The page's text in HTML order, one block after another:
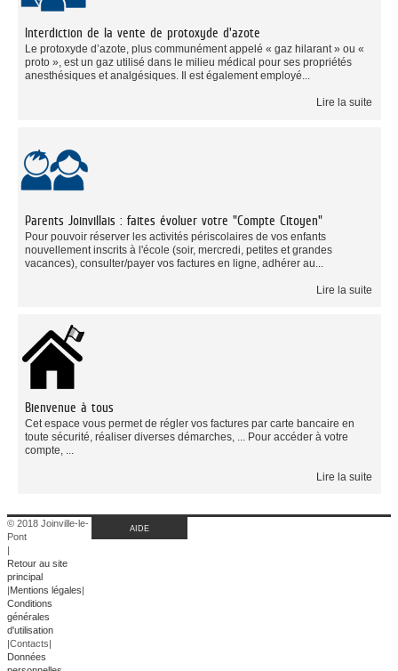
Interdiction de la vente de protoxyde d'azote
Le protoxyde d’azote, plus communément appelé « gaz hilarant » ou «
proto », est un gaz utilisé dans le milieu médical pour ses propriétés
anesthésiques et analgésiques. Il est également employé...
Lire la suite
Parents Joinvillais : faites évoluer votre "Compte Citoyen"
Pour pouvoir réserver les activités périscolaires de vos enfants
nouvellement inscrits à l'école (soir, mercredi, petites et grandes
vacances), consulter/payer vos factures en ligne, adhérer au...
Lire la suite
Bienvenue à tous
Cet espace vous permet de régler vos factures par carte bancaire en
toute sécurité, réaliser diverses démarches, ... Pour accéder à votre
compte, ...
Lire la suite
© 2018 Joinville-le-
Pont
Retour au site
principal
Mentions légales
Conditions
générales
d'utilisation
Contacts
Données
AIDE